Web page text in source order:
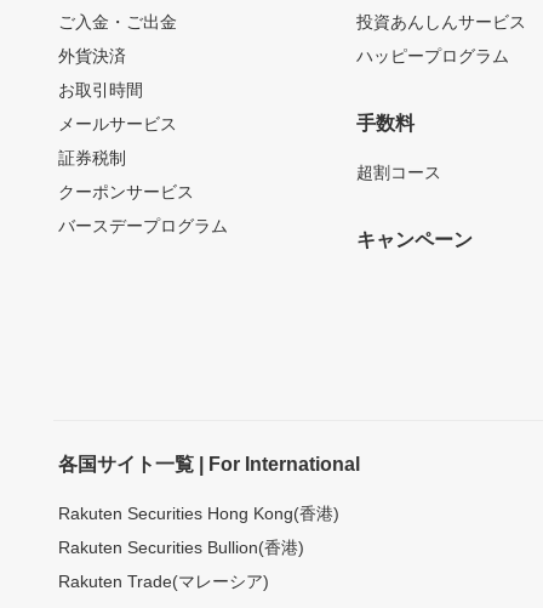
ご入金・ご出金
外貨決済
お取引時間
メールサービス
証券税制
クーポンサービス
バースデープログラム
投資あんしんサービス
ハッピープログラム
手数料
超割コース
キャンペーン
各国サイト一覧 | For International
Rakuten Securities Hong Kong(香港)
Rakuten Securities Bullion(香港)
Rakuten Trade(マレーシア)